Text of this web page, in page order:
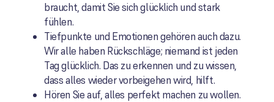
braucht, damit Sie sich glücklich und stark
fühlen.
Tiefpunkte und Emotionen gehören auch dazu.
Wir alle haben Rückschläge; niemand ist jeden
Tag glücklich. Das zu erkennen und zu wissen,
dass alles wieder vorbeigehen wird, hilft.
Hören Sie auf, alles perfekt machen zu wollen.